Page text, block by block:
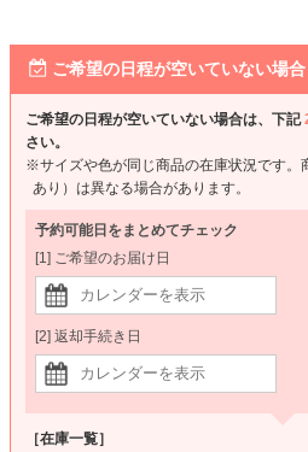
ご希望の日程が空いていない場合
ご希望の日程が空いていない場合は、下記
さい。
※サイズや色が同じ商品の在庫状況です。
あり）は異なる場合があります。
予約可能日をまとめてチェック
[1] ご希望のお届け日
[2] 返却手続き日
［在庫一覧］